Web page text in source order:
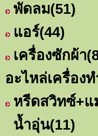
พัดลม(51)
แอร์(44)
เครื่องซักผ้า
อะไหล่เครื่อง
หรีดสวิทซ์+แ
น้ำอุ่น(11)